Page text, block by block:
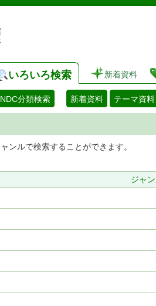
いろいろ検索 新着資料
NDC分類検索 新着資料 テーマ資料
ンルで検索することができます。
ジャ